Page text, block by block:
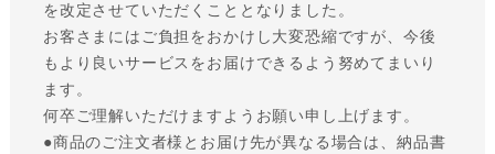
を改定させていただくこととなりました。
お客さまにはご負担をおかけし大変恐縮ですが、今後
もより良いサービスをお届けできるよう努めてまいり
ます。
何卒ご理解いただけますようお願い申し上げます。
●商品のご注文者様とお届け先が異なる場合は、納品書